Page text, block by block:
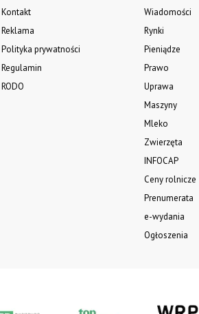
Kontakt
Reklama
Polityka prywatności
Regulamin
RODO
Wiadomości
Rynki
Pieniądze
Prawo
Uprawa
Maszyny
Mleko
Zwierzęta
INFOCAP
Ceny rolnicze
Prenumerata
e-wydania
Ogłoszenia